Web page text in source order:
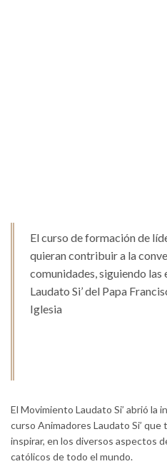
El curso de formación de
quieran contribuir a la
comunidades, siguiendo las
Laudato Si’ del Papa
Iglesia
El Movimiento Laudato Si’ abrió la
curso Animadores Laudato Si’
inspirar, en los diversos aspectos
católicos de todo el mundo.